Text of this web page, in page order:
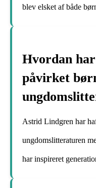
blev elsket af både
Hvordan
påvirket
Astrid Lindgren har
ungdomslitteraturen
har inspireret